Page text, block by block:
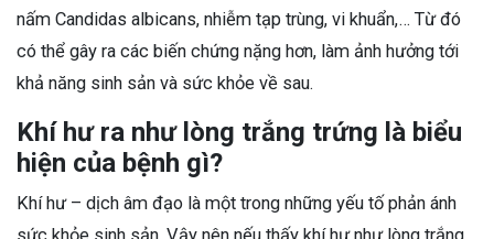
nấm Candidas albicans, nhiễm tạp trùng, vi khuẩn,… Từ đó
có thể gây ra các biến chứng nặng hơn, làm ảnh hưởng tới
khả năng sinh sản và sức khỏe về sau.
Khí hư ra như lòng trắng trứng là biểu
hiện của bệnh gì?
Khí hư – dịch âm đạo là một trong những yếu tố phản ánh